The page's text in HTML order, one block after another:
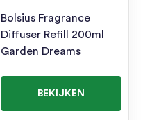
Bolsius Fragrance
Diffuser Refill 200ml
Garden Dreams
BEKIJKEN